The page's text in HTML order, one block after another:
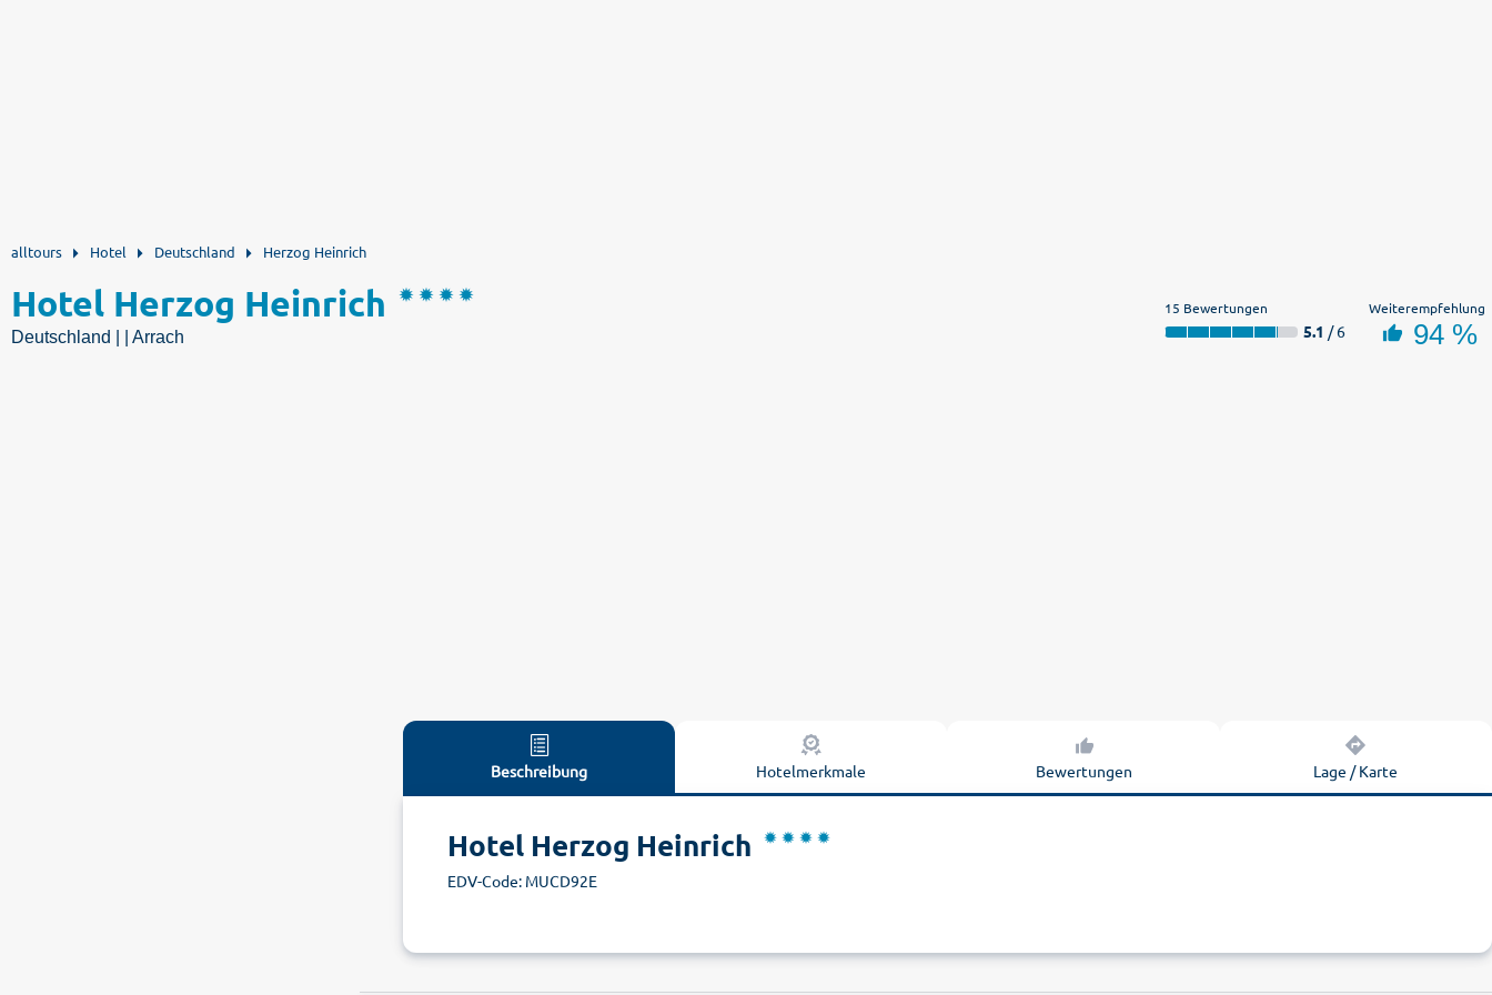
alltours Hotel Deutschland Herzog Heinrich
Hotel Herzog Heinrich
Deutschland | | Arrach
15 Bewertungen
5.1 / 6
Weiterempfehlung
94 %
Beschreibung Hotelmerkmale Bewertungen Lage / Karte
Hotel Herzog Heinrich
EDV-Code: MUCD92E